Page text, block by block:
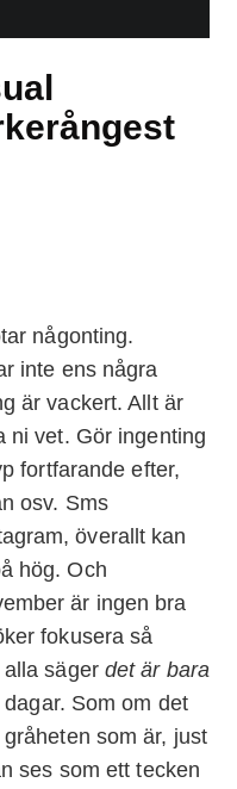
någonting.
inte ens några
är vackert. Allt är
ni vet. Gör ingenting
fortfarande efter,
osv. Sms
överallt kan
hög. Och
är ingen bra
fokusera så
säger det är bara
dagar. Som om det
som är, just
ses som ett tecken